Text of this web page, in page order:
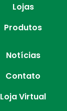
Lojas
Produtos
Notícias
Contato
Loja Virtual